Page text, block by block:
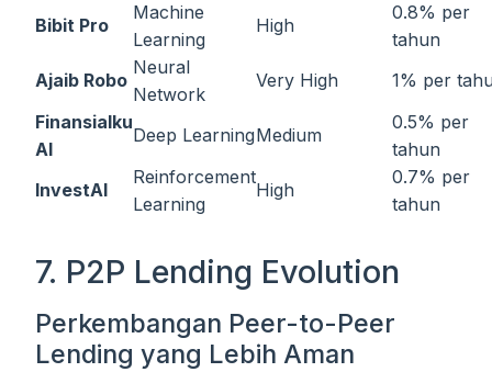
Bibit Pro
Machine
Learning
High
0.8% per
tahun
Ajaib Robo
Neural
Network
Very High
1% per
Finansialku
AI
Deep LearningMedium
0.5% per
tahun
InvestAI
Reinforcement
Learning
High
0.7% per
tahun
7. P2P Lending Evolution
Perkembangan Peer-to-Peer
Lending yang Lebih Aman